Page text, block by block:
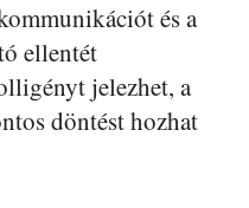
és a
ellentét
jelezhet, a
döntést hozhat